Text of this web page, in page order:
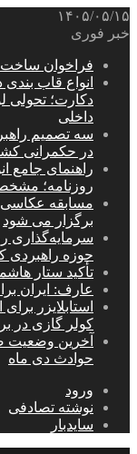
۱۴۰۵/۰۵/۱۵
خبر فوری
فراخوان ساخت
انواع قاب
دکارت؛ تحولی
داخلی
سه تصمیم
در حکمرانی
راهنمای جامع
روزنامه؛
مسابقه عکاسی
برگزار می شود
حوزه راهبردی
تأکید ستار
عارف: ایران
استابلایزر
کولر گازی در
آخرین وضعیت
حوادث دی ماه
ورود
نوشته تصادفی
سایدبار